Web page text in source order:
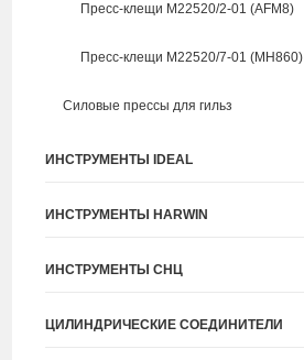
Пресс-клещи M22520/2-01 (AFM8)
Пресс-клещи M22520/7-01 (MH860)
Силовые прессы для гильз
ИНСТРУМЕНТЫ IDEAL
ИНСТРУМЕНТЫ HARWIN
ИНСТРУМЕНТЫ СНЦ
ЦИЛИНДРИЧЕСКИЕ СОЕДИНИТЕЛИ